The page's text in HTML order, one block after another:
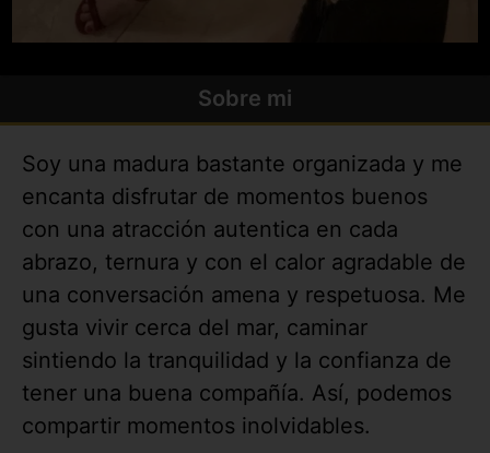
Sobre mi
Soy una madura bastante organizada y me
encanta disfrutar de momentos buenos
con una atracción autentica en cada
abrazo, ternura y con el calor agradable de
una conversación amena y respetuosa. Me
gusta vivir cerca del mar, caminar
sintiendo la tranquilidad y la confianza de
tener una buena compañía. Así, podemos
compartir momentos inolvidables.